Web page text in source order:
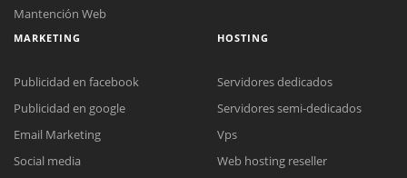
Reunión online
Mantención Web
MARKETING
Publicidad en facebook
Publicidad en google
Email Marketing
Social media
HOSTING
Servidores dedicados
Servidores semi-dedicados
Vps
Web hosting reseller